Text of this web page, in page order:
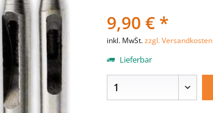
9,90 € *
inkl. MwSt.zzgl. Versandkosten
Lieferbar